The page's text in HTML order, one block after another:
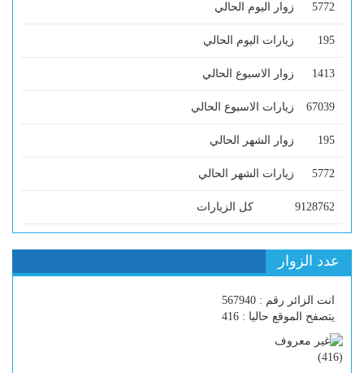
5772 زوار اليوم الحالي
195 زيارات اليوم الحالي
1413 زوار الاسبوع الحالي
67039 زيارات الاسبوع الحالي
195 زوار الشهر الحالي
5772 زيارات الشهر الحالي
9128762 كل الزيارات
عدد الزوار
انت الزائر رقم : 567940
يتصفح الموقع حاليا : 416
(
416
)